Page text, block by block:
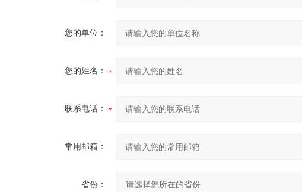
您的单位：
您的姓名：
联系电话：
常用邮箱：
省份：